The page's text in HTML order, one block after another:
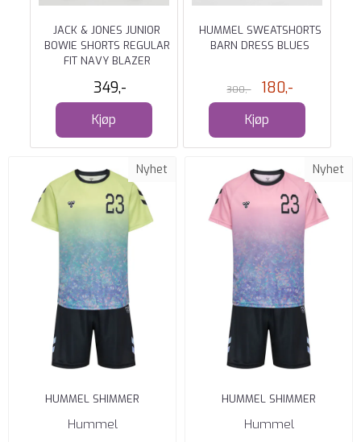
JACK & JONES JUNIOR
BOWIE SHORTS REGULAR
FIT NAVY BLAZER
349,-
Kjøp
HUMMEL SWEATSHORTS
BARN DRESS BLUES
300,- 180,-
Kjøp
Nyhet
HUMMEL SHIMMER
FOTBALLSETT SHADOW
Hummel
Nyhet
HUMMEL SHIMMER
FOTBALLSETT PINK NECTAR
Hummel